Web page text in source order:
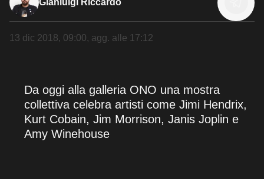
Gianluigi Riccardo
13 dic 2018, 09:00, agg. alle 17:12
Da oggi alla galleria ONO una mostra
collettiva celebra artisti come Jimi Hendrix,
Kurt Cobain, Jim Morrison, Janis Joplin e
Amy Winehouse